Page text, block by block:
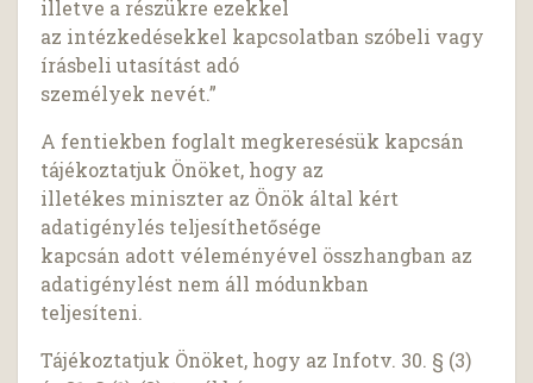
illetve a részükre ezekkel
az intézkedésekkel kapcsolatban szóbeli vagy
írásbeli utasítást adó
személyek nevét.”
A fentiekben foglalt megkeresésük kapcsán
tájékoztatjuk Önöket, hogy az
illetékes miniszter az Önök által kért
adatigénylés teljesíthetősége
kapcsán adott véleményével összhangban az
adatigénylést nem áll módunkban
teljesíteni.
Tájékoztatjuk Önöket, hogy az Infotv. 30. § (3)